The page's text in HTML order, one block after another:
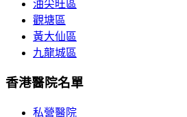
油尖旺區
觀塘區
黃大仙區
九龍城區
香港醫院名單
私營醫院